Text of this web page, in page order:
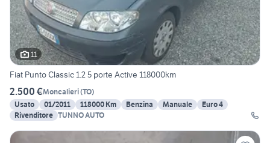
11
Fiat Punto Classic 1.2 5 porte Active 118000km
2.500 €Moncalieri(TO)
Usato
01/2011 118000 Km Benzina Manuale
Euro 4
Rivenditore TUNNO AUTO